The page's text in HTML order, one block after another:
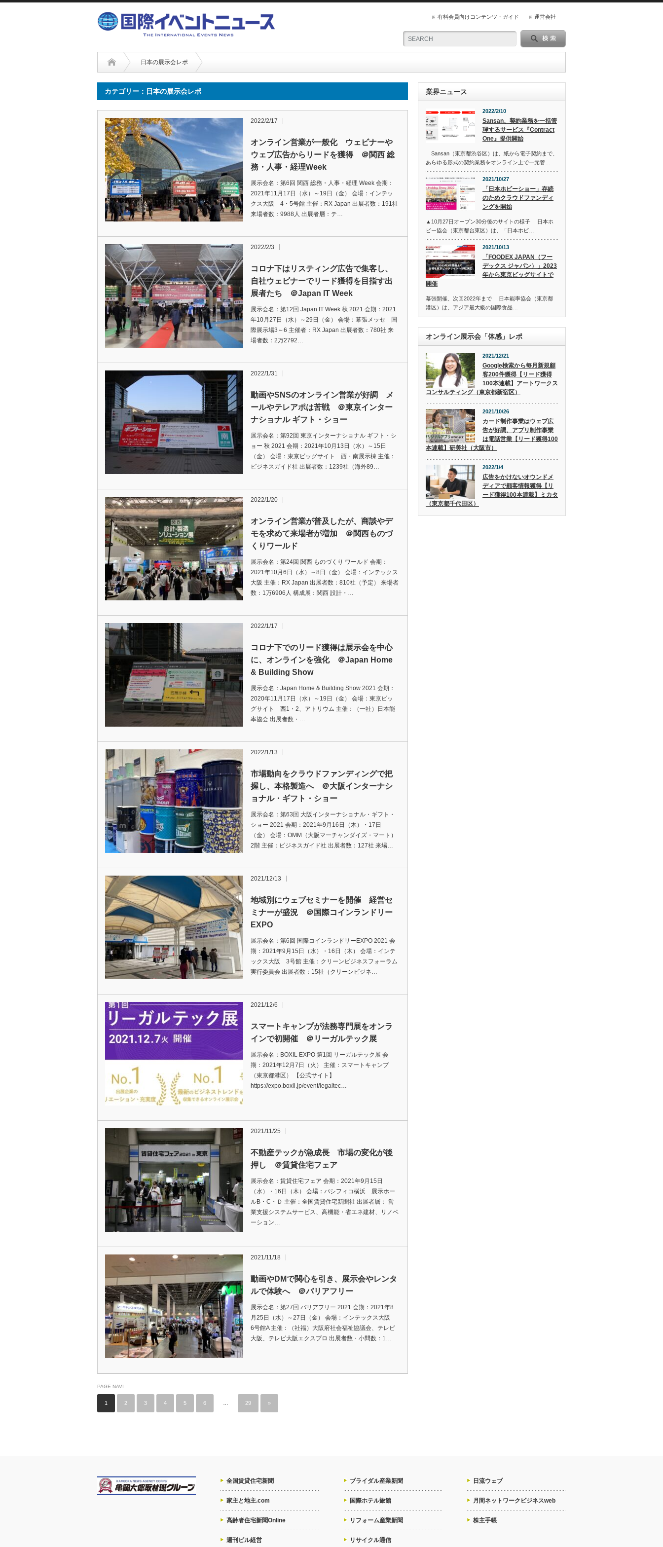
有料会員向けコンテンツ・ガイド 運営会社
日本の展示会レポ
カテゴリー：日本の展示会レポ
2022/2/17
オンライン営業が一般化 ウェビナーや
ウェブ広告からリードを獲得 ＠関西 総
務・人事・経理Week
展示会名：第6回 関西 総務・人事・経理 Week 会期：
2021年11月17日（水）～19日（金） 会場：インテッ
クス大阪 4・5号館 主催：RX Japan 出展者数：191社
来場者数：9988人 出展者層：テ…
2022/2/3
コロナ下はリスティング広告で集客し、
自社ウェビナーでリード獲得を目指す出
展者たち ＠Japan IT Week
展示会名：第12回 Japan IT Week 秋 2021 会期：2021
年10月27日（水）～29日（金） 会場：幕張メッセ 国
際展示場3～6 主催者：RX Japan 出展者数：780社 来
場者数：2万2792…
2022/1/31
動画やSNSのオンライン営業が好調 メ
ールやテレアポは苦戦 ＠東京インター
ナショナル ギフト・ショー
展示会名：第92回 東京インターナショナル ギフト・シ
ョー 秋 2021 会期：2021年10月13日（水）～15日
（金） 会場：東京ビッグサイト 西・南展示棟 主催：
ビジネスガイド社 出展者数：1239社（海外89…
2022/1/20
オンライン営業が普及したが、商談やデ
モを求めて来場者が増加 ＠関西ものづ
くりワールド
展示会名：第24回 関西 ものづくり ワールド 会期：
2021年10月6日（水）～8日（金） 会場：インテックス
大阪 主催：RX Japan 出展者数：810社（予定） 来場者
数：1万6906人 構成展：関西 設計・…
2022/1/17
コロナ下でのリード獲得は展示会を中心
に、オンラインを強化 ＠Japan Home
& Building Show
展示会名：Japan Home & Building Show 2021 会期：
2020年11月17日（水）～19日（金） 会場：東京ビッ
グサイト 西1・2、アトリウム 主催：（一社）日本能
率協会 出展者数・…
2022/1/13
市場動向をクラウドファンディングで把
握し、本格製造へ ＠大阪インターナシ
ョナル・ギフト・ショー
展示会名：第63回 大阪インターナショナル・ギフト・
ショー 2021 会期：2021年9月16日（木）・17日
（金） 会場：OMM（大阪マーチャンダイズ・マート）
2階 主催：ビジネスガイド社 出展者数：127社 来場…
2021/12/13
地域別にウェブセミナーを開催 経営セ
ミナーが盛況 ＠国際コインランドリー
EXPO
展示会名：第6回 国際コインランドリーEXPO 2021 会
期：2021年9月15日（水）・16日（木） 会場：インテ
ックス大阪 3号館 主催：クリーンビジネスフォーラム
実行委員会 出展者数：15社（クリーンビジネ…
2021/12/6
スマートキャンプが法務専門展をオンラ
インで初開催 ＠リーガルテック展
展示会名：BOXIL EXPO 第1回 リーガルテック展 会
期：2021年12月7日（火） 主催：スマートキャンプ
（東京都港区） 【公式サイト】
https://expo.boxil.jp/event/legaltec…
2021/11/25
不動産テックが急成長 市場の変化が後
押し ＠賃貸住宅フェア
展示会名：賃貸住宅フェア 会期：2021年9月15日
（水）・16日（木） 会場：パシフィコ横浜 展示ホー
ルB・C・Ｄ 主催：全国賃貸住宅新聞社 出展者層： 営
業支援システムサービス、高機能・省エネ建材、リノベ
ーション…
2021/11/18
動画やDMで関心を引き、展示会やレンタ
ルで体験へ ＠バリアフリー
展示会名：第27回 バリアフリー 2021 会期：2021年8
月25日（水）～27日（金） 会場：インテックス大阪
6号館A 主催：（社福）大阪府社会福祉協議会、テレビ
大阪、テレビ大阪エクスプロ 出展者数・小間数：1…
PAGE NAVI
1 2 3 4 5 6 29 »
業界ニュース
2022/2/10
Sansan、契約業務を一括管
理するサービス『Contract
One』提供開始
Sansan（東京都渋谷区）は、紙から電子契約まで、
あらゆる形式の契約業務をオンライン上で一元管…
2021/10/27
「日本ホビーショー」存続
のためクラウドファンディ
ングを開始
▲10月27日オープン30分後のサイトの様子 日本ホ
ビー協会（東京都台東区）は、「日本ホビ…
2021/10/13
「FOODEX JAPAN（フー
デックス ジャパン）」2023
年から東京ビッグサイトで
開催
幕張開催、次回2022年まで 日本能率協会（東京都
港区）は、アジア最大級の国際食品…
オンライン展示会「体感」レポ
2021/12/21
Google検索から毎月新規顧
客200件獲得【リード獲得
100本連載】アートワークス
コンサルティング（東京都新宿区）
2021/10/26
カード制作事業はウェブ広
告が好調、アプリ制作事業
は電話営業【リード獲得100
本連載】研美社（大阪市）
2022/1/4
広告をかけないオウンドメ
ディアで顧客情報獲得【リ
ード獲得100本連載】ミカタ
（東京都千代田区）
全国賃貸住宅新聞
家主と地主.com
高齢者住宅新聞Online
週刊ビル経営
ブライダル産業新聞
国際ホテル旅館
リフォーム産業新聞
リサイクル通信
日流ウェブ
月間ネットワークビジネスweb
株主手帳